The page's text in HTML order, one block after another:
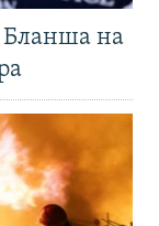
Бланша на